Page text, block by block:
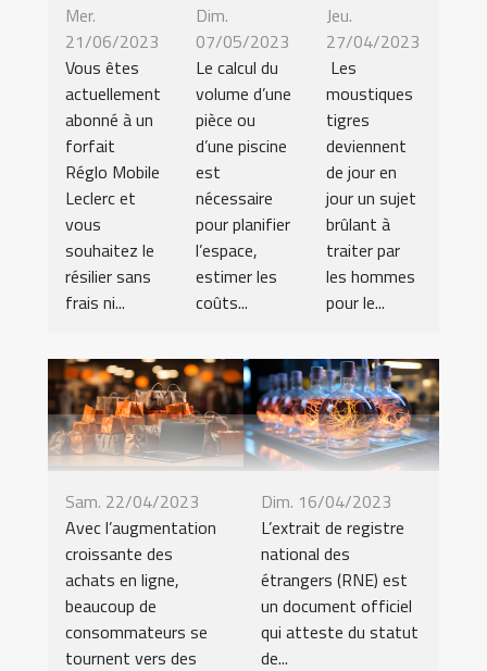
Mer.
21/06/2023
Vous êtes
actuellement
abonné à un
forfait
Réglo Mobile
Leclerc et
vous
souhaitez le
résilier sans
frais ni...
Dim.
07/05/2023
Le calcul du
volume d’une
pièce ou
d’une piscine
est
nécessaire
pour planifier
l’espace,
estimer les
coûts...
Jeu.
27/04/2023
Les
moustiques
tigres
deviennent
de jour en
jour un sujet
brûlant à
traiter par
les hommes
pour le...
Sam. 22/04/2023
Avec l’augmentation
croissante des
achats en ligne,
beaucoup de
consommateurs se
tournent vers des
Dim. 16/04/2023
L’extrait de registre
national des
étrangers (RNE) est
un document officiel
qui atteste du statut
de...